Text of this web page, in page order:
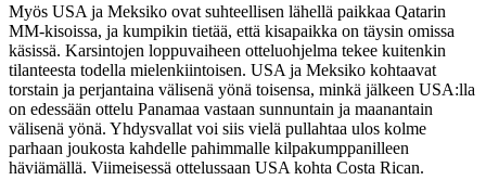
Myös USA ja Meksiko ovat suhteellisen lähellä paikkaa Qatarin
MM-kisoissa, ja kumpikin tietää, että kisapaikka on täysin omissa
käsissä. Karsintojen loppuvaiheen otteluohjelma tekee kuitenkin
tilanteesta todella mielenkiintoisen. USA ja Meksiko kohtaavat
torstain ja perjantaina välisenä yönä toisensa, minkä jälkeen USA:lla
on edessään ottelu Panamaa vastaan sunnuntain ja maanantain
välisenä yönä. Yhdysvallat voi siis vielä pullahtaa ulos kolme
parhaan joukosta kahdelle pahimmalle kilpakumppanilleen
häviämällä. Viimeisessä ottelussaan USA kohta Costa Rican.